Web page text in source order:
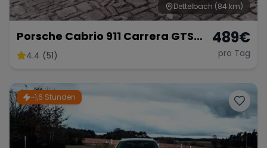
Range Rover Corvette Dettelbach (84 km)
Porsche Cabrio 911 Carrera GTS
mieten
4.4 (51)
489€
pro Tag
~1,6 Stunden